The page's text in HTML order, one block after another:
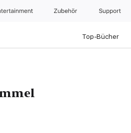
Zubehör Support
Top-Bücher